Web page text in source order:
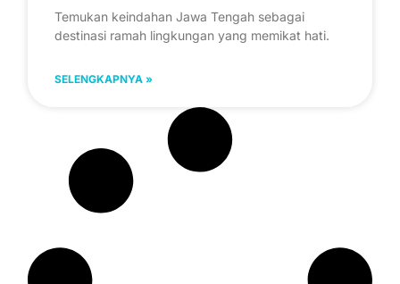
Temukan keindahan Jawa Tengah sebagai
destinasi ramah lingkungan yang memikat hati.
SELENGKAPNYA »